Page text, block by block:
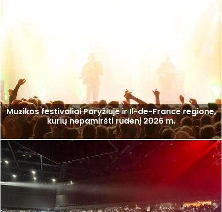
Muzikos festivaliai Paryžiuje ir Il-de-France regione,
kurių nepamiršti rudenį 2026 m.